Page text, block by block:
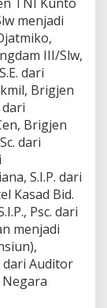
menjadi
III/Slw,
dari
Brigjen
Brigjen
dari
S.I.P. dari
Kasad Bid.
Psc. dari
menjadi
dari Auditor